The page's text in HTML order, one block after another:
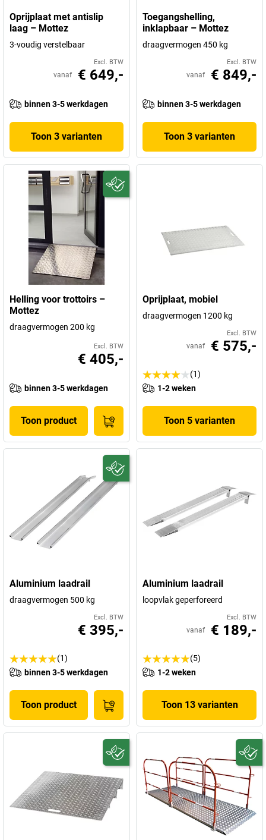
Oprijplaat met antislip
laag – Mottez
3-voudig verstelbaar
Excl. BTW
vanaf € 649,-
binnen 3-5 werkdagen
Toon 3 varianten
Toegangshelling,
inklapbaar – Mottez
draagvermogen 450 kg
Excl. BTW
vanaf € 849,-
binnen 3-5 werkdagen
Toon 3 varianten
Helling voor trottoirs –
Mottez
draagvermogen 200 kg
Excl. BTW
€ 405,-
binnen 3-5 werkdagen
Toon product
Oprijplaat, mobiel
draagvermogen 1200 kg
Excl. BTW
vanaf € 575,-
(1)
1-2 weken
Toon 5 varianten
Aluminium laadrail
draagvermogen 500 kg
Excl. BTW
€ 395,-
(1)
binnen 3-5 werkdagen
Toon product
Aluminium laadrail
loopvlak geperforeerd
Excl. BTW
vanaf € 189,-
(5)
1-2 weken
Toon 13 varianten